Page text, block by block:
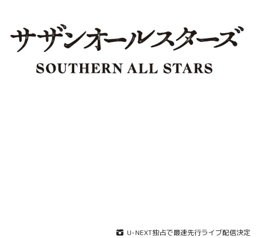
庁
ヨーロッパ中
期予報センター 気象庁 8月31日
6:00 8月30日 5:20 8月1日に南鳥島
か、
はか
U-NEXT独占で最速先行ライブ配信決定